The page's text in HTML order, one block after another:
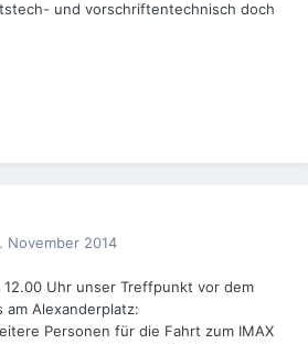
und vorschriftentechnisch doch
November 2014
Uhr unser Treffpunkt vor dem
am Alexanderplatz:
Personen für die Fahrt zum IMAX